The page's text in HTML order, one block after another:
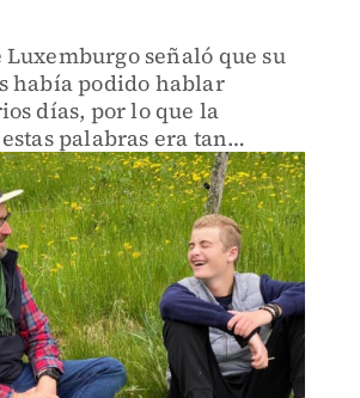
señaló que su
había podido hablar
días, por lo que la
palabras era tan